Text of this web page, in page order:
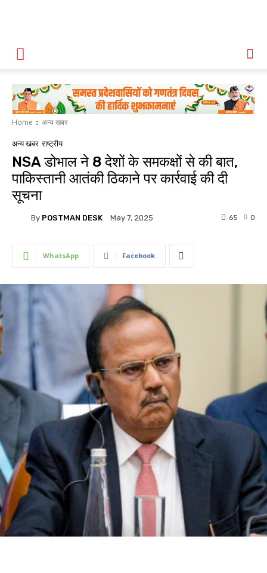
Home अन्य खबर
अन्य खबर राष्ट्रीय
NSA डोभाल ने 8 देशों के समकक्षों से की बात,
पाकिस्तानी आतंकी ठिकाने पर कार्रवाई की दी
सूचना
By POSTMAN DESK May 7, 2025 0
65
WhatsApp Facebook